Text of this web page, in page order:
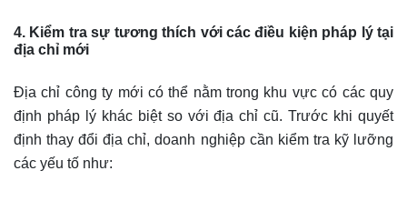
4. Kiểm tra sự tương thích với các điều kiện pháp lý tại
địa chỉ mới
Địa chỉ công ty mới có thể nằm trong khu vực có các quy
định pháp lý khác biệt so với địa chỉ cũ. Trước khi quyết
định thay đổi địa chỉ, doanh nghiệp cần kiểm tra kỹ lưỡng
các yếu tố như: